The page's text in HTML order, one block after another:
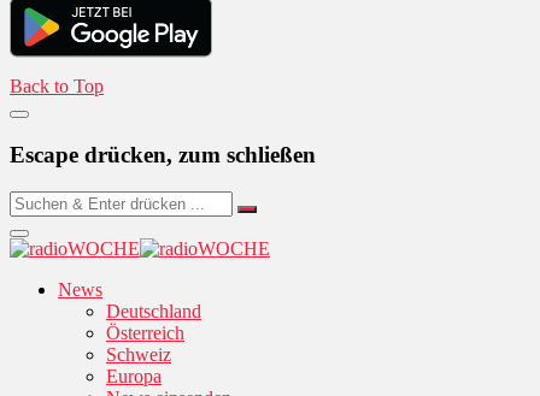
Back to Top
Escape drücken, zum schließen
News
Deutschland
Österreich
Schweiz
Europa